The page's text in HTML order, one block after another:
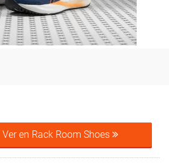
Ver en Rack Room Shoes